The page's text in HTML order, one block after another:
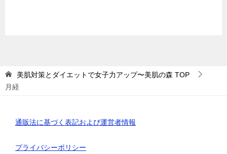
美肌対策とダイエットで女子力アップ〜美肌の森 TOP
月経
通販法に基づく表記および運営者情報
プライバシーポリシー